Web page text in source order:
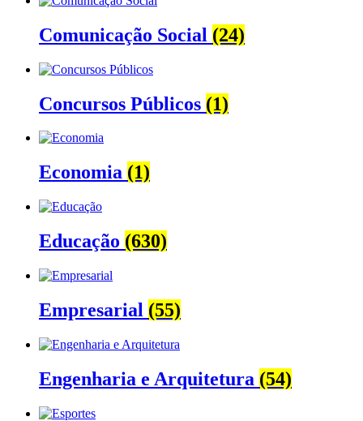
Comunicação Social (24)
Concursos Públicos (1)
Economia (1)
Educação (630)
Empresarial (55)
Engenharia e Arquitetura (54)